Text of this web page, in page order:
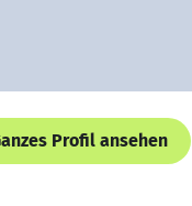
Profil ansehen